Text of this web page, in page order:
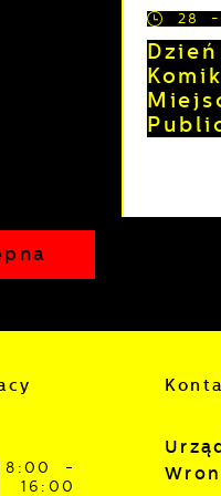
28
8:00 -
16:00